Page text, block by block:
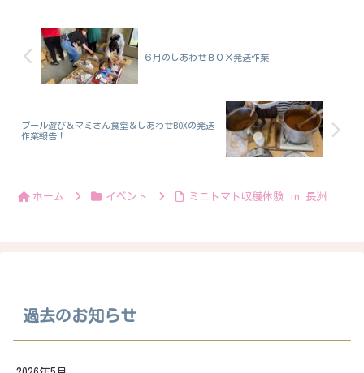
６月のしあわせＢＯＸ発送作業
プール遊び＆マミさん食堂＆しあわせBOXの発送
作業報告！
ホーム イベント ミニトマト収穫体験 in 長洲
過去のお知らせ